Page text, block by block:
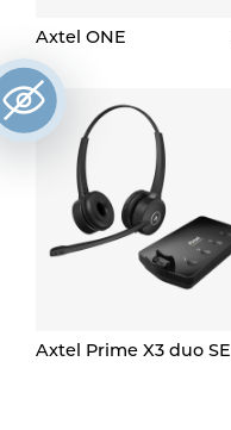
Axtel ONE
Axtel Prime X3 duo SE